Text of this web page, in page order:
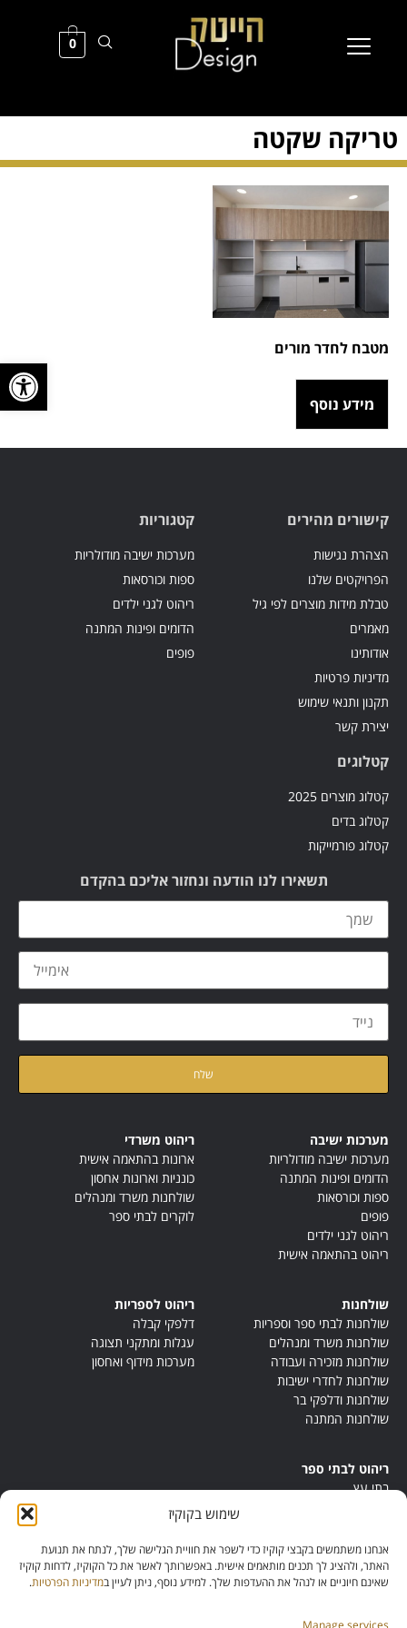
פתח
שימוש בקוקיז
אנחנו משתמשים בקבצי קוקיז כדי לשפר את חוויית הגלישה שלך, לנתח את תנועת
האתר, ולהציג לך תכנים מותאמים אישית. באפשרותך לאשר את כל הקוקיז, לדחות קוקיז
שאינם חיוניים או לנהל את ההעדפות שלך. למידע נוסף, ניתן לעיין במדיניות הפרטיות.
Manage services
0
טריקה שקטה
מטבח לחדר מורים
מידע נוסף
קישורים מהירים
הצהרת נגישות
הפרויקטים שלנו
טבלת מידות מוצרים לפי גיל
מאמרים
אודותינו
מדיניות פרטיות
תקנון ותנאי שימוש
יצירת קשר
קטגוריות
מערכות ישיבה מודולריות
ספות וכורסאות
ריהוט לגני ילדים
הדומים ופינות המתנה
פופים
קטלוגים
קטלוג מוצרים 2025
קטלוג בדים
קטלוג פורמייקות
תשאירו לנו הודעה ונחזור אליכם בהקדם
מערכות ישיבה
מערכות ישיבה מודולריות
הדומים ופינות המתנה
ספות וכורסאות
פופים
ריהוט לגני ילדים
ריהוט בהתאמה אישית
ריהוט משרדי
ארונות בהתאמה אישית
כונניות וארונות אחסון
שולחנות משרד ומנהלים
לוקרים לבתי ספר
שולחנות
שולחנות לבתי ספר וספריות
שולחנות משרד ומנהלים
שולחנות מזכירה ועבודה
שולחנות לחדרי ישיבות
שולחנות ודלפקי בר
שולחנות המתנה
ריהוט לספריות
דלפקי קבלה
עגלות ומתקני תצוגה
מערכות מידוף ואחסון
ריהוט לבתי ספר
בתי עץ
ריהוט מונטסורי
ריהוט אנתרופוסופי